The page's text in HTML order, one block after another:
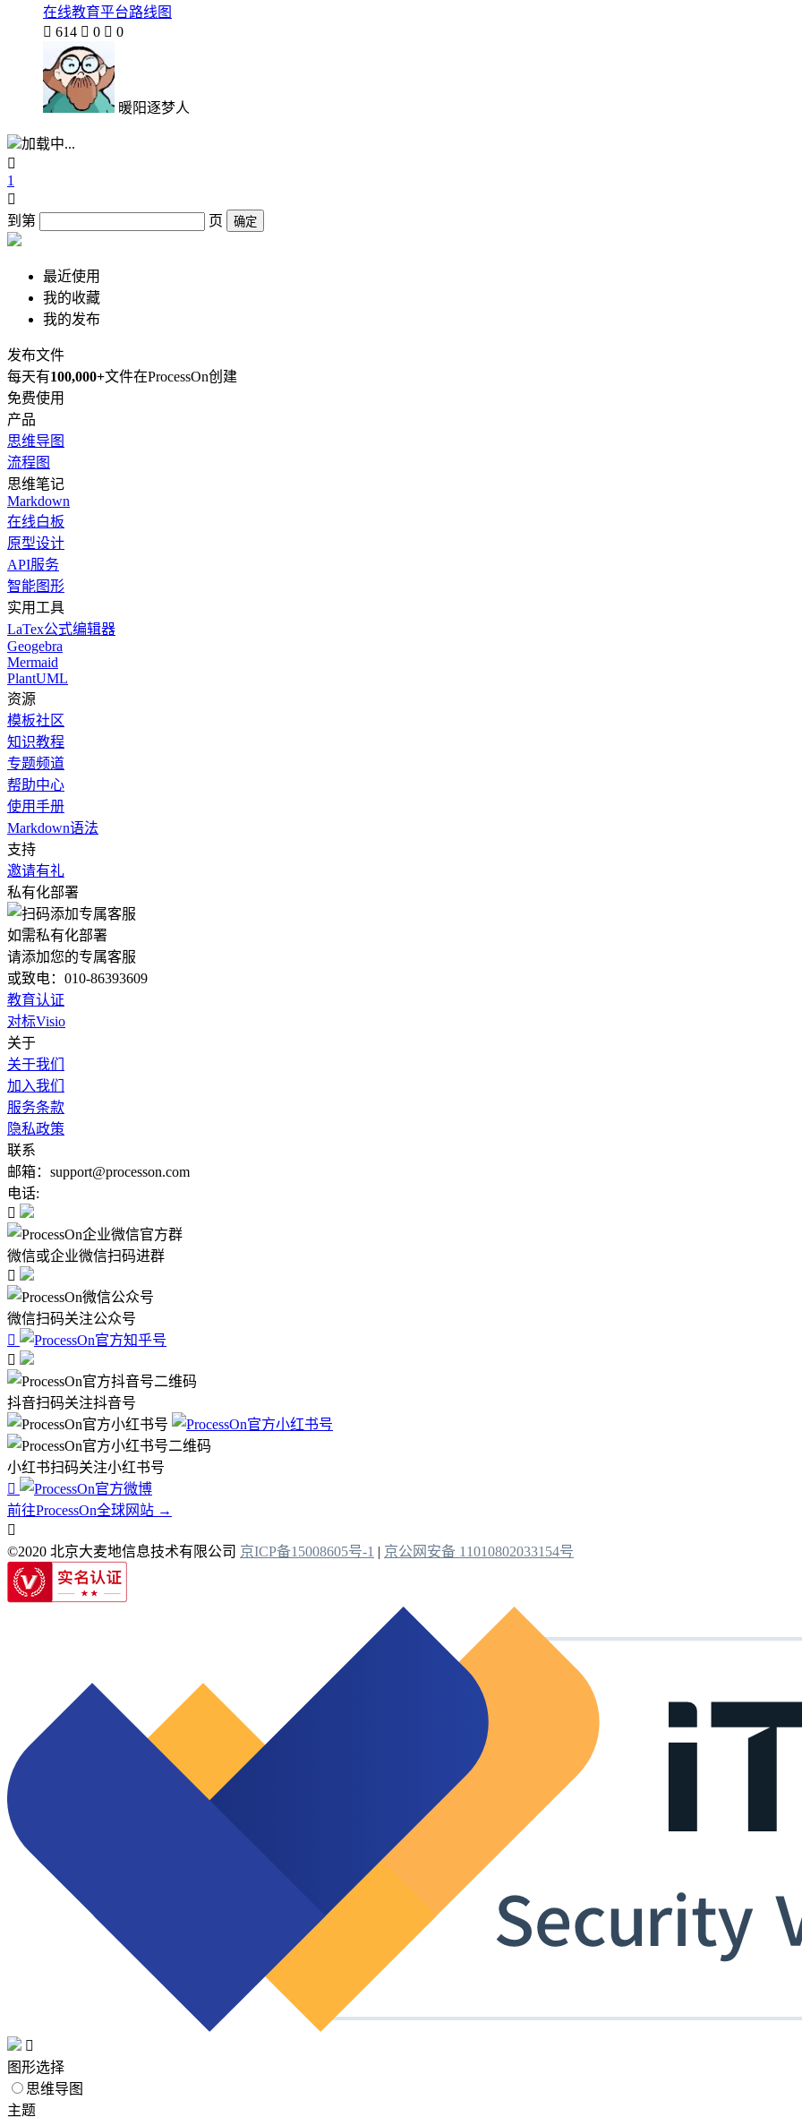
在线教育平台路线图
 614  0  0
暖阳逐梦人
加载中...

1

到第
页 确定
最近使用
我的收藏
我的发布
发布文件
每天有100,000+文件在ProcessOn创建
免费使用
产品
思维导图
流程图
思维笔记
Markdown
在线白板
原型设计
API服务
智能图形
实用工具
LaTex公式编辑器
Geogebra
Mermaid
PlantUML
资源
模板社区
知识教程
专题频道
帮助中心
使用手册
Markdown语法
支持
邀请有礼
私有化部署
如需私有化部署
请添加您的专属客服
或致电：010-86393609
教育认证
对标Visio
关于
关于我们
加入我们
服务条款
隐私政策
联系
邮箱：support@processon.com
电话:

微信或企业微信扫码进群

微信扫码关注公众号


抖音扫码关注抖音号
小红书扫码关注小红书号

前往ProcessOn全球网站 →

©2020 北京大麦地信息技术有限公司 京ICP备15008605号-1 | 京公网安备 11010802033154号

图形选择
思维导图
主题